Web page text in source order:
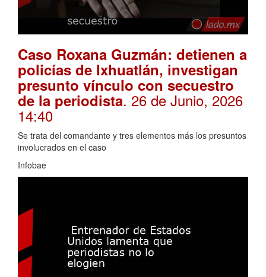
Caso Roxana Guzmán: detienen a
policías de Ixhuatlán, investigan
presunto vínculo con secuestro
de la periodista. 26 de Junio, 2026
14:40
Se trata del comandante y tres elementos más los presuntos
involucrados en el caso
Infobae